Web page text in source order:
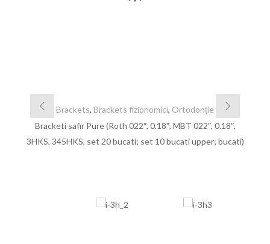
Brackets, Brackets fizionomici, Ortodonție
Bracketi safir Pure (Roth 022″, 0.18″, MBT 022″, 0.18″,
3HKS, 345HKS, set 20 bucati; set 10 bucati upper; bucati)